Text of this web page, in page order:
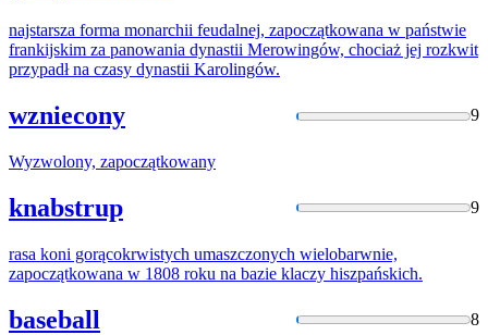
najstarsza forma monarchii feudalnej, zapoczątkowana w państwie
frankijskim za panowania dynastii Merowingów, chociaż jej rozkwit
przypadł na czasy dynastii Karolingów.
wzniecony 9
Wyzwolony, zapoczątkowany
knabstrup 9
rasa koni gorącokrwistych umaszczonych wielobarwnie,
zapoczątkowana w 1808 roku na bazie klaczy hiszpańskich.
baseball 8